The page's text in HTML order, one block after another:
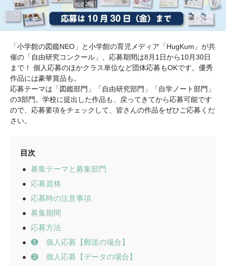
「小学館の図鑑NEO」と小学館の育児メディア「HugKum」が共
催の「自由研究コンクール」、応募期間は8月1日から10月30日
まで！ 個人応募のほかクラス単位など団体応募もOKです。優秀
作品には豪華賞品も。
応募テーマは「図鑑部門」「自由研究部門」「自学ノート部門」
の3部門。学校に提出した作品も、戻ってきてから応募可能です
ので、応募要項をチェックして、皆さんの作品をぜひご応募くだ
さい。
目次
募集テーマと募集部門
応募資格
応募時の注意事項
募集期間
応募方法
❶ 個人応募【郵送の場合】
❷ 個人応募【データの場合】